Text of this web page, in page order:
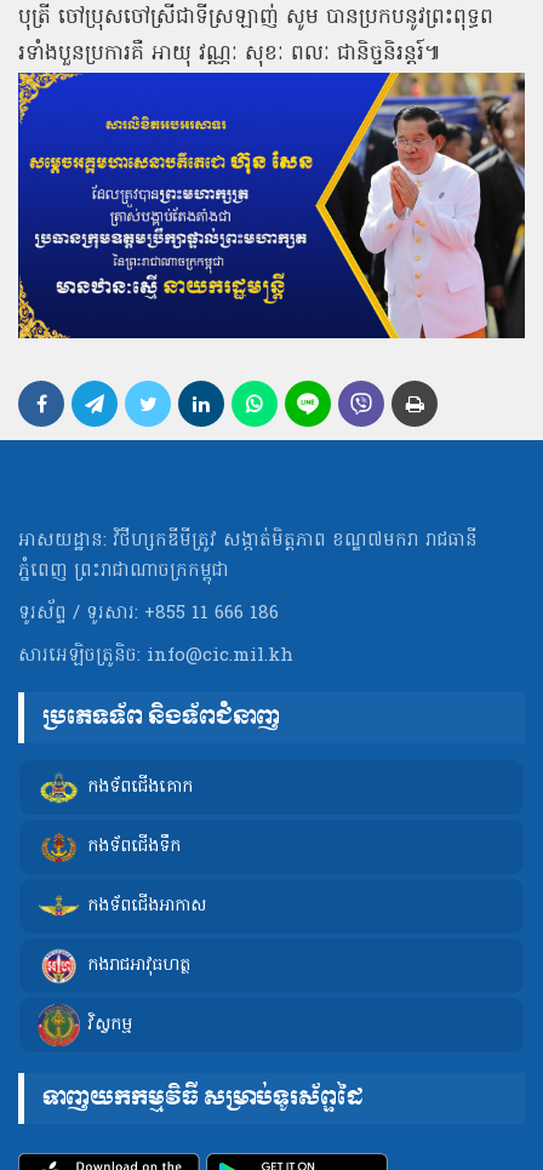
បុត្រី ចៅប្រុសចៅស្រីជាទីស្រឡាញ់ សូម បានប្រកបនូវព្រះពុទ្ធព
រទាំងបួនប្រការគឺ អាយុ វណ្ណៈ សុខៈ ពលៈ ជានិច្ចនិរន្តរ៍៕
អាសយដ្ឋាន: វិថីហ្សកឌីមីត្រូវ សង្កាត់មិត្ដភាព ខណ្ឌ៧មករា រាជធានី
ភ្នំពេញ ព្រះរាជាណាចក្រកម្ពុជា
ទូរស័ព្ទ / ទូរសារ: +855 11 666 186
សារអេឡិចត្រូនិច: info@cic.mil.kh
ប្រភេទទ័ព និងទ័ពជំនាញ
កងទ័ពជើងគោក
កងទ័ពជើងទឹក
កងទ័ពជើងអាកាស
កងរាជអាវុធហត្ថ
វិស្វកម្ម
ទាញយកកម្មវិធី សម្រាប់ទូរស័ព្ទដៃ